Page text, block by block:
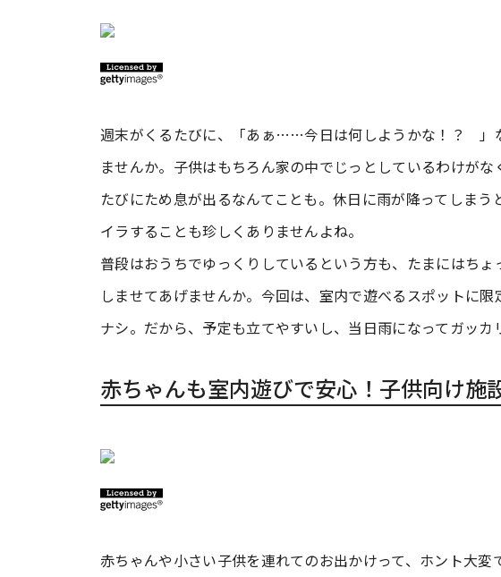
週末がくるたびに、「あぁ……今日は何しようかな！？ 」
ませんか。子供はもちろん家の中でじっとしているわけが
たびにため息が出るなんてことも。休日に雨が降ってしま
イラすることも珍しくありませんよね。
普段はおうちでゆっくりしているという方も、たまにはち
しませてあげませんか。今回は、室内で遊べるスポットに
ナシ。だから、予定も立てやすいし、当日雨になってガッカ
赤ちゃんも室内遊びで安心！子供向け施
赤ちゃんや小さい子供を連れてのお出かけって、ホント大変